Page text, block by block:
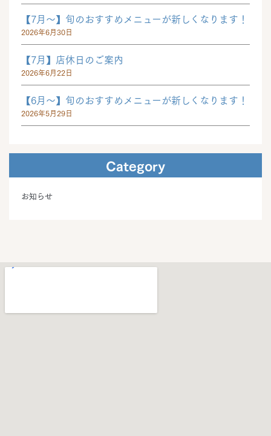
【7月～】旬のおすすめメニューが新しくなります！
2026年6月30日
【7月】店休日のご案内
2026年6月22日
【6月～】旬のおすすめメニューが新しくなります！
2026年5月29日
Category
お知らせ